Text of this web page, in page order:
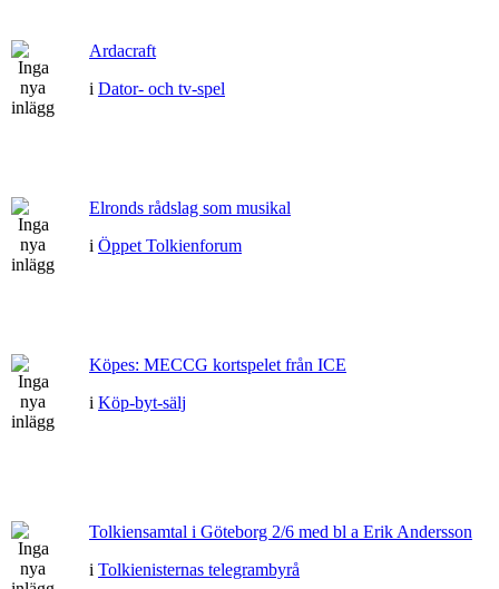
Ardacraft
i Dator- och tv-spel
Elronds rådslag som musikal
i Öppet Tolkienforum
Köpes: MECCG kortspelet från ICE
i Köp-byt-sälj
Tolkiensamtal i Göteborg 2/6 med bl a Erik Andersson
i Tolkienisternas telegrambyrå